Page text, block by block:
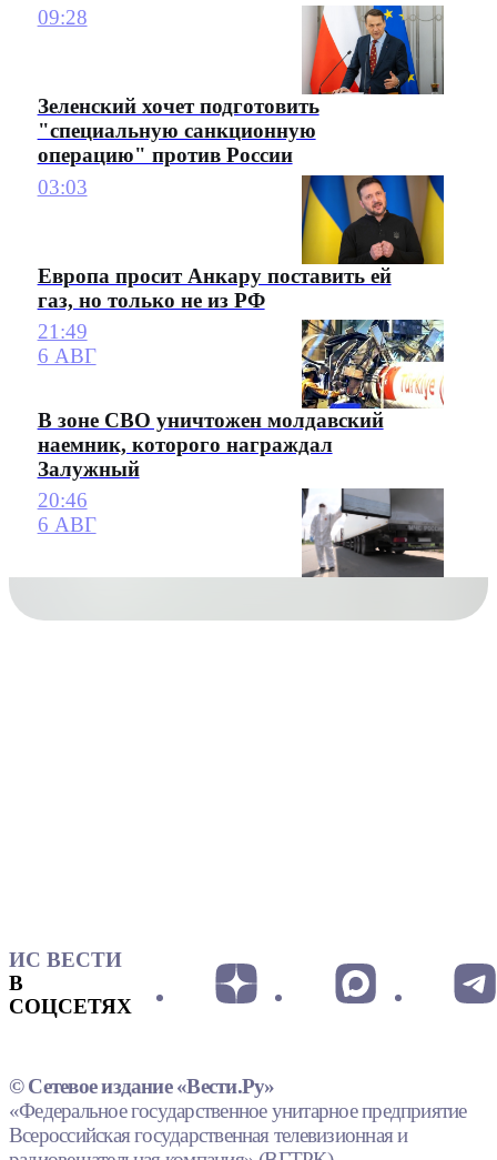
09:28
Зеленский хочет подготовить
"специальную санкционную
операцию" против России
03:03
Европа просит Анкару поставить ей
газ, но только не из РФ
21:49
6 АВГ
В зоне СВО уничтожен молдавский
наемник, которого награждал
Залужный
20:46
6 АВГ
ИС ВЕСТИ
В
СОЦСЕТЯХ
© Сетевое издание «Вести.Ру»
«Федеральное государственное унитарное предприятие
Всероссийская государственная телевизионная и